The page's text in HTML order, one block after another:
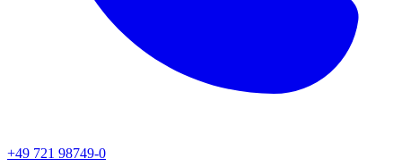
+49 721 98749-0